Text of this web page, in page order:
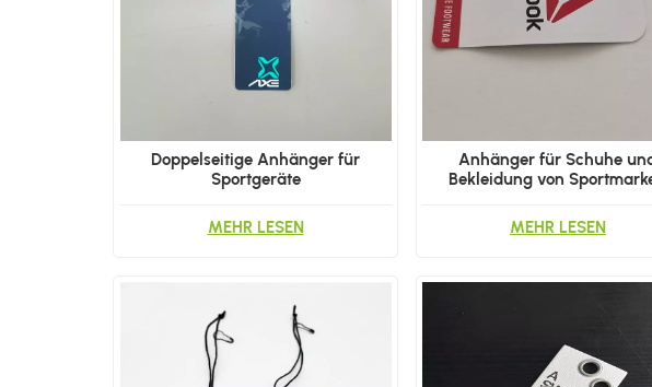
Doppelseitige Anhänger für
Sportgeräte
MEHR LESEN
Anhänger für Schuhe
Bekleidung von
MEHR LESEN